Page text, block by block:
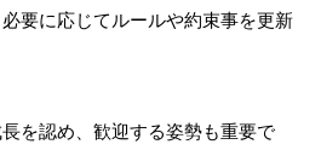
要に応じてルールや約束事を更新
を認め、歓迎する姿勢も重要で